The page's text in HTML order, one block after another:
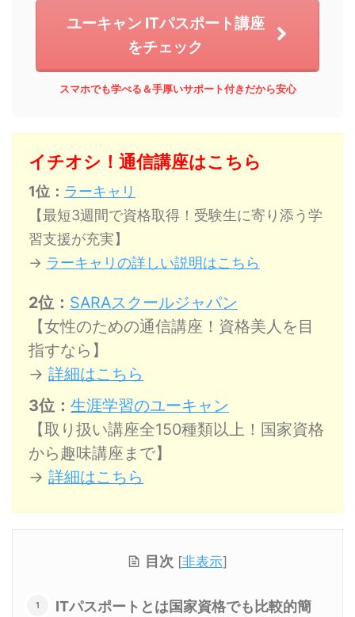
ユーキャン ITパスポート講座
をチェック
スマホでも学べる＆手厚いサポート付きだから安心
イチオシ！通信講座はこちら
1位： ラーキャリ
【最短3週間で資格取得！受験生に寄り添う学
習支援が充実】
→ ラーキャリの詳しい説明はこちら
2位： SARAスクールジャパン
【女性のための通信講座！資格美人を目
指すなら】
→ 詳細はこちら
3位： 生涯学習のユーキャン
【取り扱い講座全150種類以上！国家資格
から趣味講座まで】
→ 詳細はこちら
目次 [非表示]
ITパスポートとは国家資格でも比較的簡